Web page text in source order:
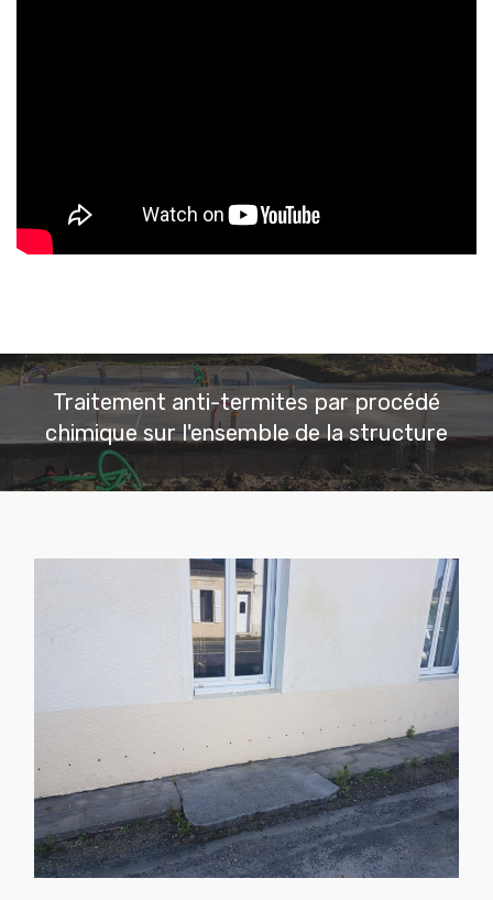
Traitement anti-termites par procédé
chimique sur l'ensemble de la structure